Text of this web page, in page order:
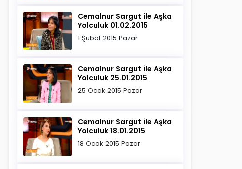
Cemalnur Sargut ile Aşka
Yolculuk 01.02.2015
1 Şubat 2015 Pazar
Cemalnur Sargut ile Aşka
Yolculuk 25.01.2015
25 Ocak 2015 Pazar
Cemalnur Sargut ile Aşka
Yolculuk 18.01.2015
18 Ocak 2015 Pazar